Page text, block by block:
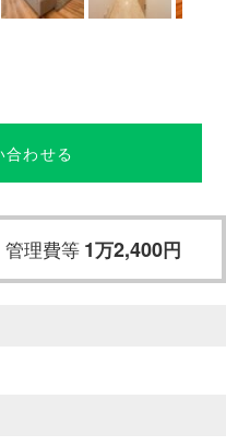
合わせる
管理費等 1万2,400円